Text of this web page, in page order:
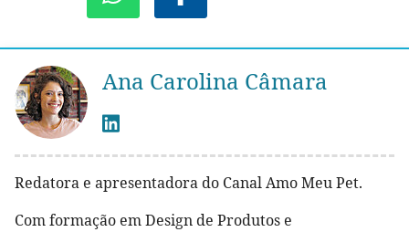
Ana Carolina Câmara
Redatora e apresentadora do Canal Amo Meu Pet.
Com formação em Design de Produtos e